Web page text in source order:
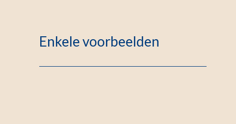
Enkele voorbeelden